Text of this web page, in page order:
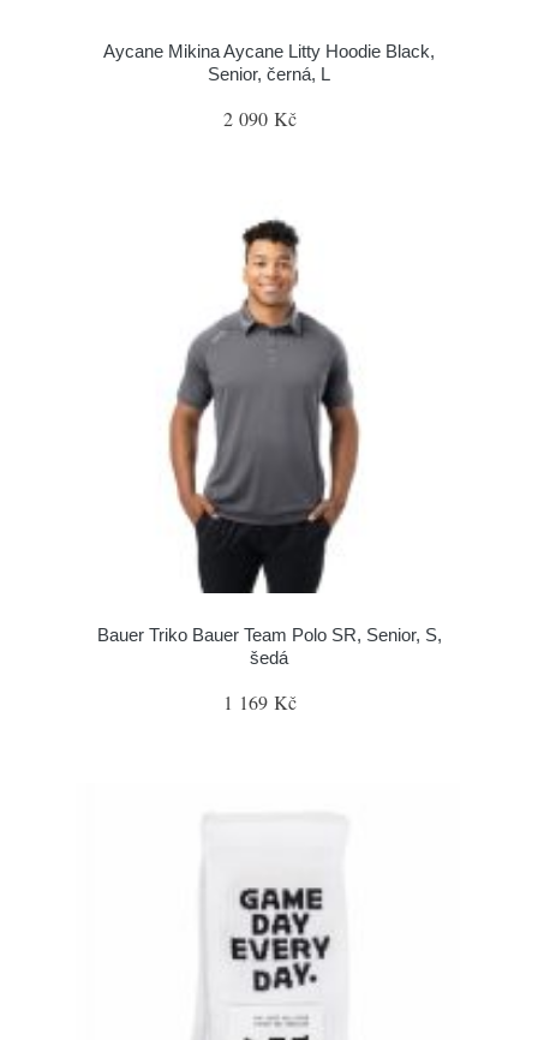
Aycane Mikina Aycane Litty Hoodie Black,
Senior, černá, L
2 090 Kč
Bauer Triko Bauer Team Polo SR, Senior, S,
šedá
1 169 Kč